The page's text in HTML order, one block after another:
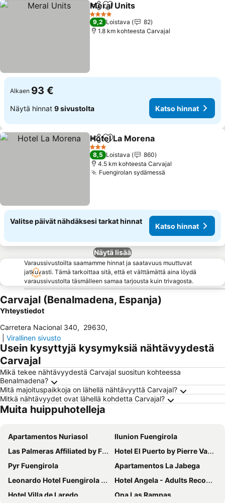
Jaa Lisää suosikkeihin
Meral Units
4 Tähtiluokitus
9,2 Loistava
82
1.8 km kohteesta Carvajal
Alkaen 93 €
Näytä hinnat 9 sivustolta Katso hinnat
Jaa Lisää suosikkeihin
Hotel La Morena
3 Tähtiluokitus
8,5 Loistava
860
4.5 km kohteesta Carvajal
Fuengirolan sydämessä
Valitse päivät nähdäksesi tarkat hinnat
Katso hinnat
Näytä lisää
Varaussivustoilta saamamme hinnat ja saatavuus muuttuvat
jatkuvasti. Tämä tarkoittaa sitä, että et välttämättä aina löydä
varaussivustolta täsmälleen samaa tarjousta kuin trivagosta.
Carvajal (Benalmadena, Espanja)
Yhteystiedot
Carretera Nacional 340, 29630,
Virallinen sivusto
Usein kysyttyjä kysymyksiä nähtävyydestä
Carvajal
Mikä tekee nähtävyydestä Carvajal suositun kohteessa
Benalmadena?
Mitä majoituspaikkoja on lähellä nähtävyyttä Carvajal?
Mitkä nähtävyydet ovat lähellä kohdetta Carvajal?
Muita huippuhotelleja
Apartamentos Nuriasol
Ilunion Fuengirola
Las Palmeras Affiliated by FERGUS
Hotel El Puerto by Pierre Vacances
Pyr Fuengirola
Apartamentos La Jabega
Leonardo Hotel Fuengirola Costa del Sol
Hotel Angela - Adults Recommended
Hotel Villa de Laredo
Ona Las Rampas